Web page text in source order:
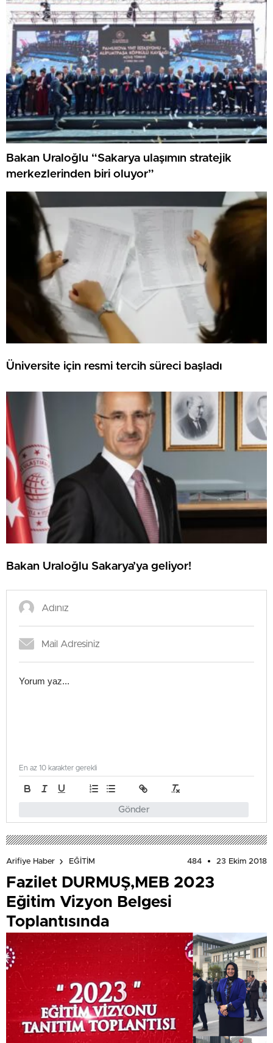
Bakan Uraloğlu “Sakarya ulaşımın stratejik
merkezlerinden biri oluyor”
Üniversite için resmi tercih süreci başladı
Bakan Uraloğlu Sakarya’ya geliyor!
Gönder
En az 10 karakter gerekli
Arifiye Haber EĞİTİM 484 23 Ekim 2018
Fazilet DURMUŞ,MEB 2023
Eğitim Vizyon Belgesi
Toplantısında